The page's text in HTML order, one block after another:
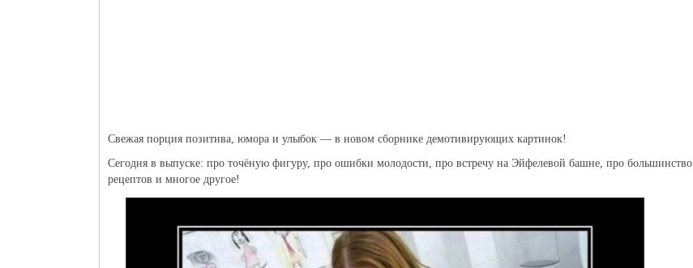
Свежая порция позитива, юмора и улыбок — в новом сборнике демотивирующих картинок!
Сегодня в выпуске: про точёную фигуру, про ошибки молодости, про встречу на Эйфелевой башне, про большинство
рецептов и многое другое!